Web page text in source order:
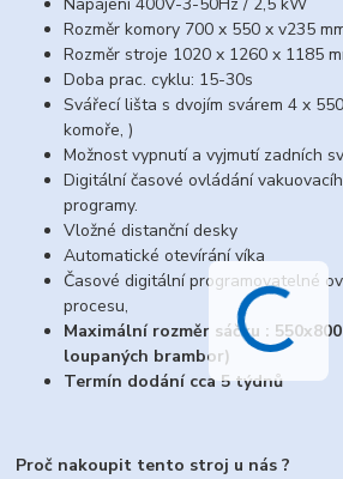
Napájení 400V-3-50Hz / 2,5 kW
Rozměr komory 700 x 550 x v235
Rozměr stroje 1020 x 1260 x 1185
Doba prac. cyklu: 15-30s
Svářecí lišta s dvojím svárem 4 x
komoře, )
Možnost vypnutí a vyjmutí zadních
Digitální časové ovládání
programy.
Vložné distanční desky
Automatické otevírání víka
Časové digitální programovatelné
procesu,
Maximální rozměr sáčku :
loupaných brambor)
Termín dodání cca 5 týdnů
Proč nakoupit tento stroj u nás ?